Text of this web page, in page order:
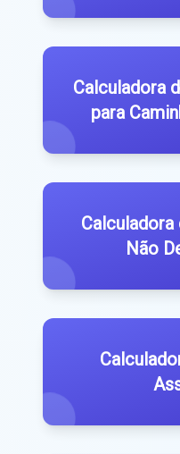
Calculadora
para
Não